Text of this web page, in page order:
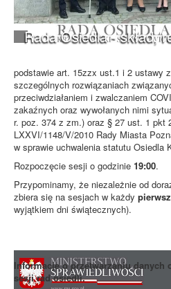
Rada Osiedla - skład,
podstawie art. 15zzx ust.1 i 2 ustawy
szczególnych rozwiązaniach
przeciwdziałaniem i zwalczaniem
zakaźnych oraz wywołanych nimi
r. poz. 374 z zm.) oraz § 27 ust. 1 pkt
LXXVI/1148/V/2010 Rady Miasta
w sprawie uchwalenia statutu Osiedla
Rozpoczęcie sesji o godzinie 19:00.
Przypominamy, że niezależnie od
zbiera się na sesjach w każdy
wyjątkiem dni świątecznych).
Informacje o przetwarzaniu danych
sesji rad osiedli.